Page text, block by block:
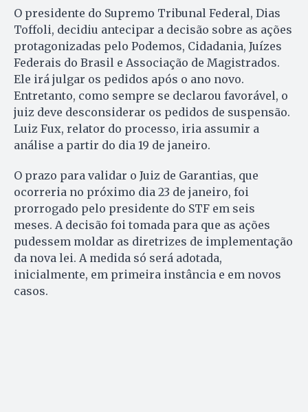
O presidente do Supremo Tribunal Federal, Dias
Toffoli, decidiu antecipar a decisão sobre as ações
protagonizadas pelo Podemos, Cidadania, Juízes
Federais do Brasil e Associação de Magistrados.
Ele irá julgar os pedidos após o ano novo.
Entretanto, como sempre se declarou favorável, o
juiz deve desconsiderar os pedidos de suspensão.
Luiz Fux, relator do processo, iria assumir a
análise a partir do dia 19 de janeiro.
O prazo para validar o Juiz de Garantias, que
ocorreria no próximo dia 23 de janeiro, foi
prorrogado pelo presidente do STF em seis
meses. A decisão foi tomada para que as ações
pudessem moldar as diretrizes de implementação
da nova lei. A medida só será adotada,
inicialmente, em primeira instância e em novos
casos.